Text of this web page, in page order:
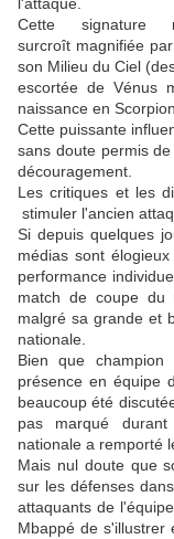
Cette signature
surcroît magnifiée
son Milieu du Ciel
escortée de Vénus
naissance en Scorpion.
Cette puissante
sans doute permis
découragement.
Les critiques et les
stimuler l'ancien
Si depuis quelques
médias sont
performance
match de coupe
malgré sa grande et
nationale.
Bien que
présence en équipe
beaucoup été
pas marqué
nationale a remporté
Mais nul doute que
sur les défenses
attaquants de
Mbappé de s'illustrer